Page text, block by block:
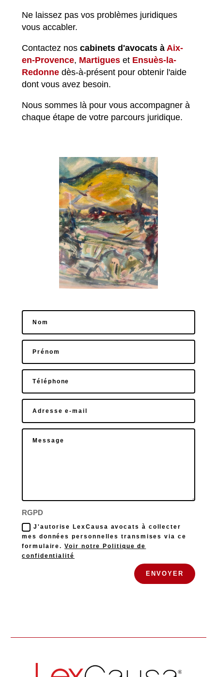
Ne laissez pas vos problèmes juridiques
vous accabler.
Contactez nos cabinets d'avocats à Aix-
en-Provence, Martigues etEnsuès-la-
Redonnedès-à-présent pour obtenir l'aide
dont vous avez besoin.
Nous sommes là pour vous accompagner à
chaque étape de votre parcours juridique.
RGPD
J'autorise LexCausa avocats à collecter
mes données personnelles transmises via ce
formulaire.Voir notre Politique de
confidentialité
ENVOYER